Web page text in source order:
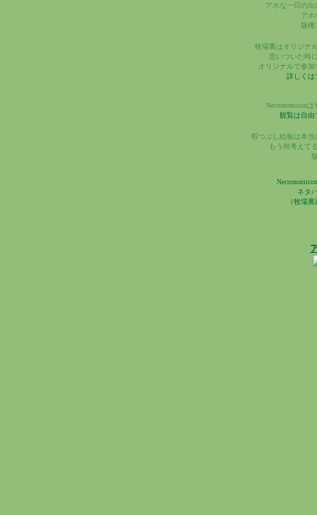
アホな一日の
アホ
版
牧場裏はオリジナ
思いついた時
オリジナルで参
詳しくは
Necronomicon
観覧は自由
暇つぶし絵板は本
もう何考えて
Necronomicon
ネタ
（牧場